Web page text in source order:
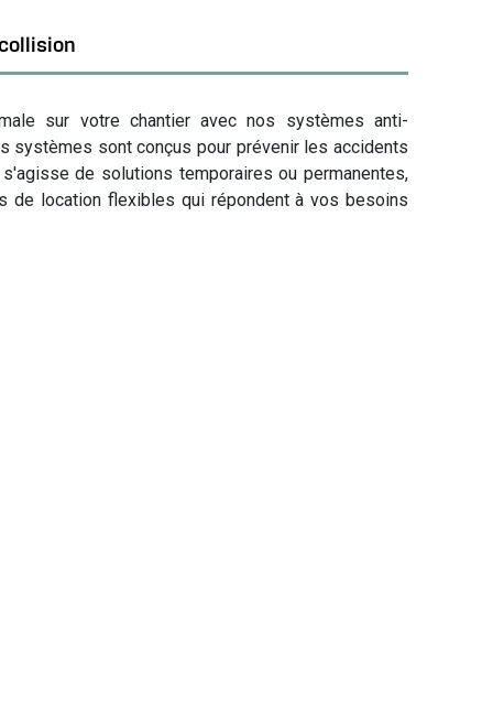
sur votre chantier avec nos systèmes anti-
systèmes sont conçus pour prévenir les accidents
de solutions temporaires ou permanentes,
de location flexibles qui répondent à vos besoins